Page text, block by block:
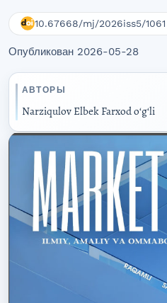
10.67668/mj/2026iss5/1061
Опубликован 2026-05-28
АВТОРЫ
Narziqulov Elbek Farxod oʻgʻli